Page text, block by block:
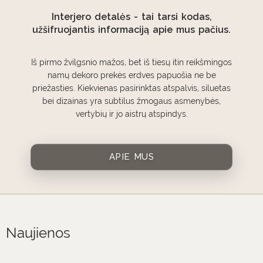
Interjero detalės - tai tarsi kodas,
užšifruojantis informaciją apie mus pačius.
Iš pirmo žvilgsnio mažos, bet iš tiesų itin reikšmingos
namų dekoro prekės erdves papuošia ne be
priežasties. Kiekvienas pasirinktas atspalvis, siluetas
bei dizainas yra subtilus žmogaus asmenybės,
vertybių ir jo aistrų atspindys.
APIE MUS
Naujienos